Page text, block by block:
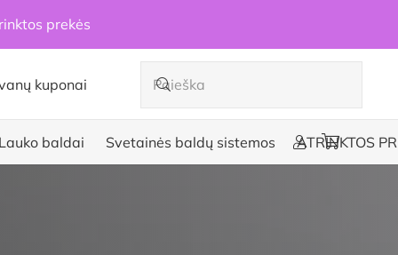
prekės
kuponai
baldai Svetainės baldų sistemos ATRINKTOS